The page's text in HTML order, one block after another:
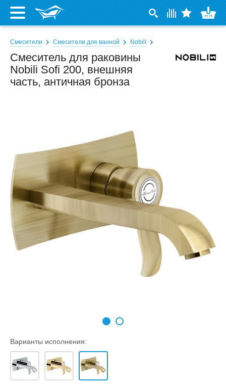
Смесители Смесители для ванной Nobili
Смеситель для раковины
Nobili Sofi 200, внешняя
часть, античная бронза
Варианты исполнения: